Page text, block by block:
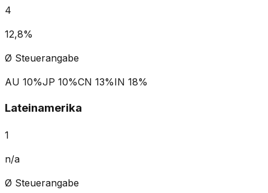
4
12,8%
Ø Steuerangabe
AU 10%JP 10%CN 13%IN 18%
Lateinamerika
1
n/a
Ø Steuerangabe